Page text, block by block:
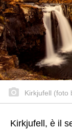
Kirkjufell (foto
Kirkjufell, è il